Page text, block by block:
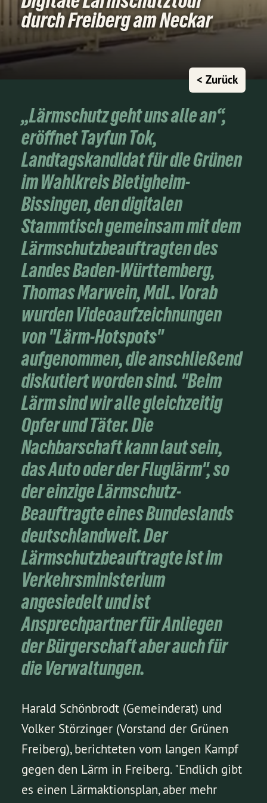
durch Freiberg am Neckar
< Zurück
„Lärmschutz geht uns alle an“,
eröffnet Tayfun Tok,
Landtagskandidat für die Grünen
im Wahlkreis Bietigheim-
Bissingen, den digitalen
Stammtisch gemeinsam mit dem
Lärmschutzbeauftragten des
Landes Baden-Württemberg,
Thomas Marwein, MdL. Vorab
wurden Videoaufzeichnungen
von "Lärm-Hotspots"
aufgenommen, die anschließend
diskutiert worden sind. "Beim
Lärm sind wir alle gleichzeitig
Opfer und Täter. Die
Nachbarschaft kann laut sein,
das Auto oder der Fluglärm", so
der einzige Lärmschutz-
Beauftragte eines Bundeslands
deutschlandweit. Der
Lärmschutzbeauftragte ist im
Verkehrsministerium
angesiedelt und ist
Ansprechpartner für Anliegen
der Bürgerschaft aber auch für
die Verwaltungen.
Harald Schönbrodt (Gemeinderat) und
Volker Störzinger (Vorstand der Grünen
Freiberg), berichteten vom langen Kampf
gegen den Lärm in Freiberg. "Endlich gibt
es einen Lärmaktionsplan, aber mehr